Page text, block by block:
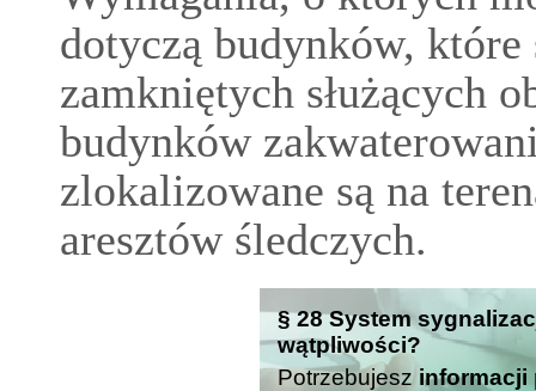
dotyczą budynków,
zamkniętych służących
budynków
zlokalizowane są na
aresztów śledczych.
§ 28 System
wątpliwości?
Potrzebujesz informacji